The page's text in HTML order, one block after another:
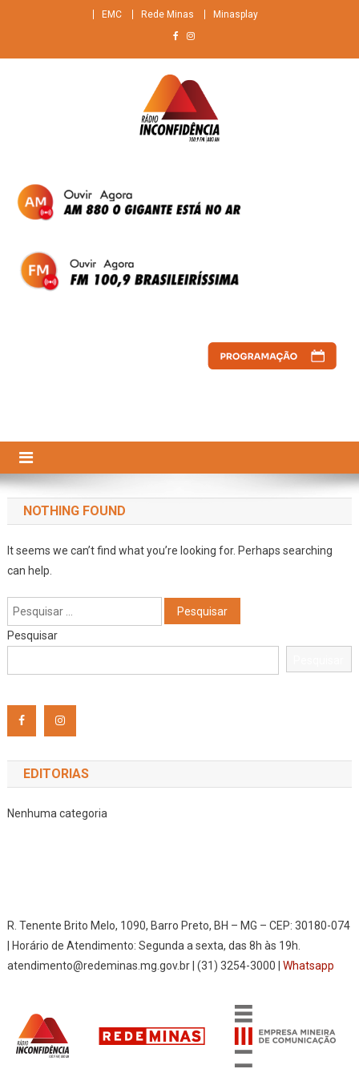
EMC Rede Minas Minasplay
NOTHING FOUND
It seems we can’t find what you’re looking for. Perhaps searching
can help.
Pesquisar
por:
Pesquisar
EDITORIAS
Nenhuma categoria
R. Tenente Brito Melo, 1090, Barro Preto, BH – MG – CEP: 30180-074
| Horário de Atendimento: Segunda a sexta, das 8h às 19h.
atendimento@redeminas.mg.gov.br | (31) 3254-3000 |Whatsapp